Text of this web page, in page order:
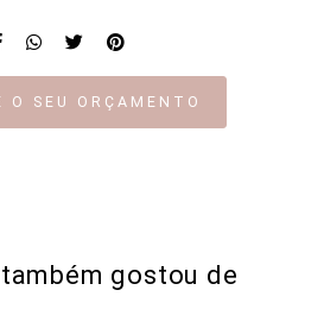
O SEU ORÇAMENTO
gostou de